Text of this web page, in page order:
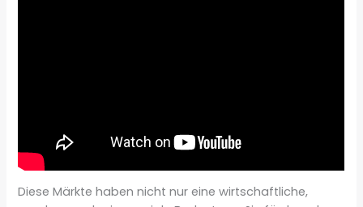
Diese Märkte haben nicht nur eine wirtschaftliche,